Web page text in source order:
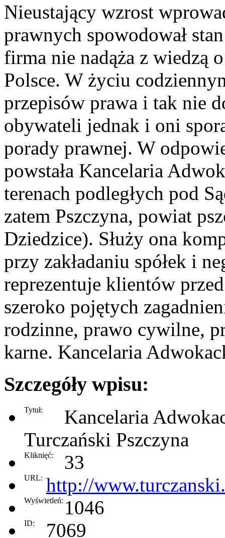
Nieustający wzrost
prawnych spowodował
firma nie nadąża z wiedzą
Polsce. W życiu
przepisów prawa i tak nie
obywateli jednak i oni
porady prawnej. W
powstała Kancelaria
terenach podległych pod
zatem Pszczyna, powiat
Dziedzice). Służy ona
przy zakładaniu spółek i
reprezentuje klientów
szeroko pojętych
rodzinne, prawo cywilne,
karne. Kancelaria
Szczegóły wpisu:
Tytuł:
Kancelaria
Turczański Pszczyna
Kliknięć: 33
URL: http://
Wyświetleń: 1046
ID: 7069